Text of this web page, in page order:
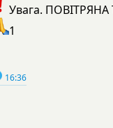
Увага.
1
16:36